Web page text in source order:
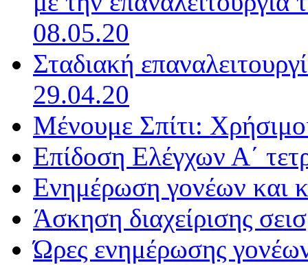
08.05.20
Σταδιακή
29.04.20
Μένουμε Σπίτι:
Επίδοση Ελέγχων Α΄
Ενημέρωση γονέων και
Άσκηση διαχείρισης
Ώρες ενημέρωσης